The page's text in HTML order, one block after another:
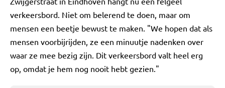
verkeersbord. Niet om belerend te doen, maar om
mensen een beetje bewust te maken. "We hopen dat als
mensen voorbijrijden, ze een minuutje nadenken over
waar ze mee bezig zijn. Dit verkeersbord valt heel erg
op, omdat je hem nog nooit hebt gezien."